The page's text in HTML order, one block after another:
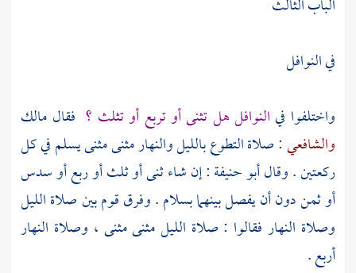
الباب الثالث
في النوافل
واختلفوا فيالنوافل هل تثنى أو تربع أو تثلث ؟ فقال مالك
والشافعي: صلاة التطوع بالليل والنهار مثنى مثنى يسلم في كل
ركعتين . وقالأبو حنيفة: إن شاء ثنى أو ثلث أو ربع أو سدس
أو ثمن دون أن يفصل بينهما بسلام . وفرق قوم بين صلاة الليل
وصلاة النهار فقالوا : صلاة الليل مثنى مثنى ، وصلاة النهار
أربع .